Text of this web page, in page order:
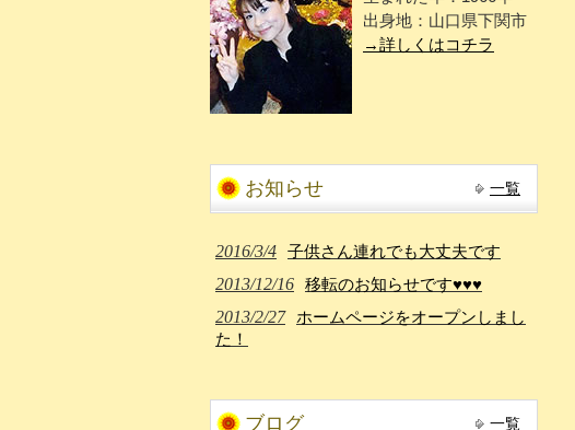
出身地：山口県下関市
→詳しくはコチラ
お知らせ 一覧
2016/3/4 子供さん連れでも大丈夫です
2013/12/16 移転のお知らせです♥♥♥
2013/2/27
ホームページをオープンしまし
た！
ブログ 一覧